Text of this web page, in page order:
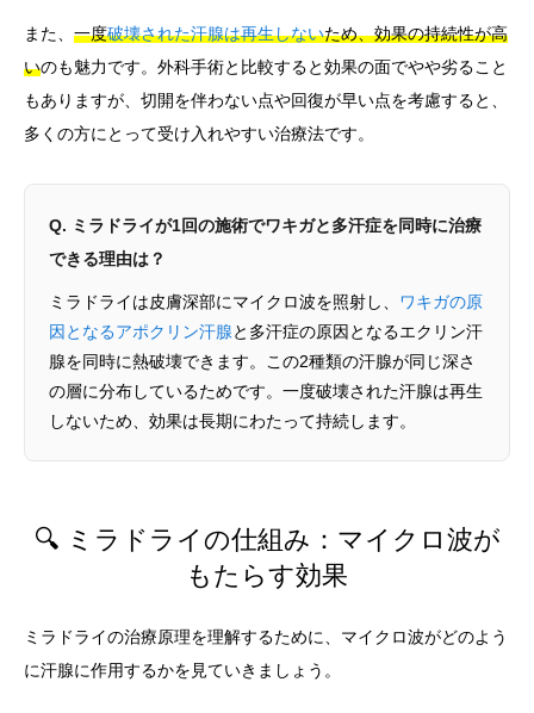
また、 一度破壊された汗腺は再生しないため、効果の持続性が高
いのも魅力です。外科手術と比較すると効果の面でやや劣ること
もありますが、切開を伴わない点や回復が早い点を考慮すると、
多くの方にとって受け入れやすい治療法です。
Q. ミラドライが1回の施術でワキガと多汗症を同時に治療
できる理由は？
ミラドライは皮膚深部にマイクロ波を照射し、 ワキガの原
因となるアポクリン汗腺と多汗症の原因となるエクリン汗
腺を同時に熱破壊できます。この2種類の汗腺が同じ深さ
の層に分布しているためです。一度破壊された汗腺は再生
しないため、効果は長期にわたって持続します。
🔍 ミラドライの仕組み：マイクロ波が
もたらす効果
ミラドライの治療原理を理解するために、マイクロ波がどのよう
に汗腺に作用するかを見ていきましょう。